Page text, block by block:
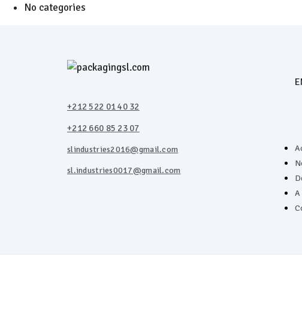
No categories
+212 522 01 40 32
+212 660 85 23 07
slindustries2016@gmail.com
sl.industries0017@gmail.com
A